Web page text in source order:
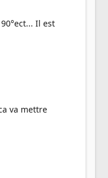
Il est
va mettre